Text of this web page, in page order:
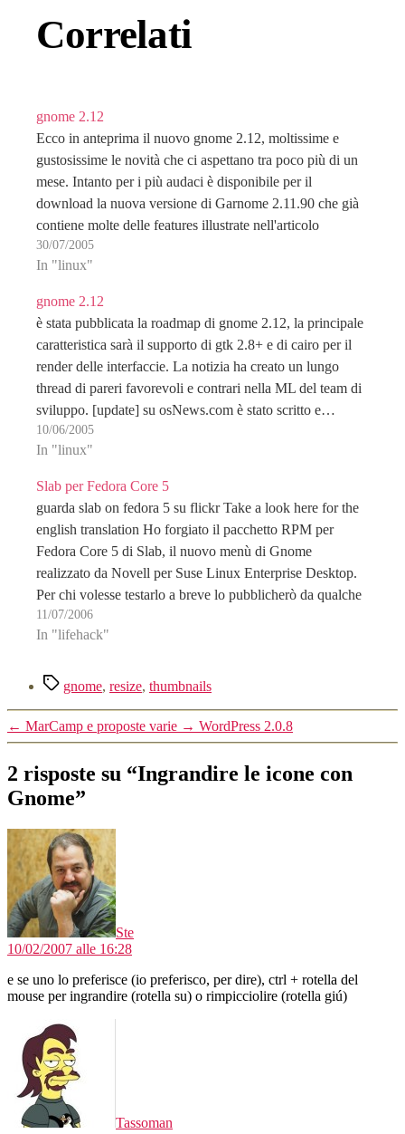
Correlati
gnome 2.12
Ecco in anteprima il nuovo gnome 2.12, moltissime e
gustosissime le novità che ci aspettano tra poco più di un
mese. Intanto per i più audaci è disponibile per il
download la nuova versione di Garnome 2.11.90 che già
contiene molte delle features illustrate nell'articolo
precedente. ciuaz
30/07/2005
In "linux"
gnome 2.12
è stata pubblicata la roadmap di gnome 2.12, la principale
caratteristica sarà il supporto di gtk 2.8+ e di cairo per il
render delle interfaccie. La notizia ha creato un lungo
thread di pareri favorevoli e contrari nella ML del team di
sviluppo. [update] su osNews.com è stato scritto e…
10/06/2005
In "linux"
Slab per Fedora Core 5
guarda slab on fedora 5 su flickr Take a look here for the
english translation Ho forgiato il pacchetto RPM per
Fedora Core 5 di Slab, il nuovo menù di Gnome
realizzato da Novell per Suse Linux Enterprise Desktop.
Per chi volesse testarlo a breve lo pubblicherò da qualche
parte…
11/07/2006
In "lifehack"
Tag gnome, resize, thumbnails
← MarCamp e proposte varie → WordPress 2.0.8
2 risposte su “Ingrandire le icone con
Gnome”
Ste
10/02/2007 alle 16:28
e se uno lo preferisce (io preferisco, per dire), ctrl + rotella del
mouse per ingrandire (rotella su) o rimpicciolire (rotella giú)
Tassoman